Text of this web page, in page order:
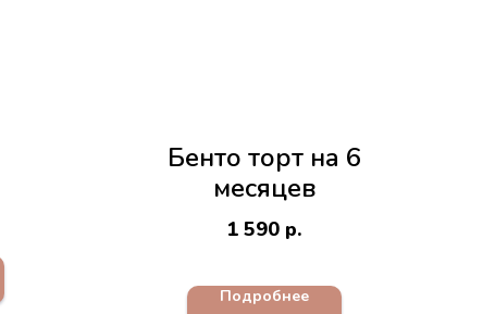
Бенто торт на 6
месяцев
1 590 р.
Подробнее